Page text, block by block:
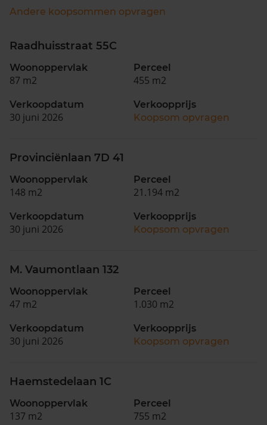
Andere koopsommen opvragen
Raadhuisstraat 55C
Woonoppervlak
87 m2
Perceel
455 m2
Verkoopdatum
30 juni 2026
Verkoopprijs
Koopsom opvragen
Provinciënlaan 7D 41
Woonoppervlak
148 m2
Perceel
21.194 m2
Verkoopdatum
30 juni 2026
Verkoopprijs
Koopsom opvragen
M. Vaumontlaan 132
Woonoppervlak
47 m2
Perceel
1.030 m2
Verkoopdatum
30 juni 2026
Verkoopprijs
Koopsom opvragen
Haemstedelaan 1C
Woonoppervlak
137 m2
Perceel
755 m2